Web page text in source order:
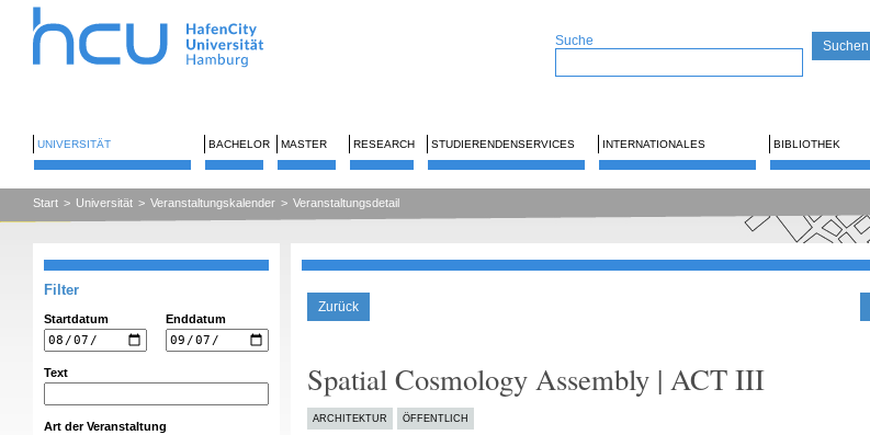
Suche
UNIVERSITÄT BACHELOR MASTER RESEARCH STUDIERENDENSERVICES INTERNATIONALES BIBLIOTHEK
Start > Universität > Veranstaltungskalender > Veranstaltungsdetail
Filter
Startdatum Enddatum
Text
Art der Veranstaltung
Zurück
Spatial Cosmology Assembly | ACT III
ARCHITEKTUR ÖFFENTLICH